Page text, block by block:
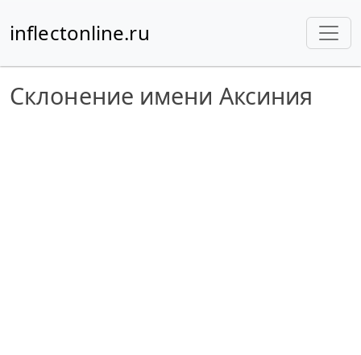
inflectonline.ru
Склонение имени Аксиния